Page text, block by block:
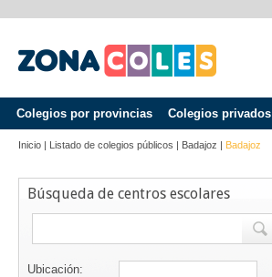
Colegios por provincias Colegios privados
Inicio | Listado de colegios públicos | Badajoz | Badajoz
Búsqueda de centros escolares
Ubicación: